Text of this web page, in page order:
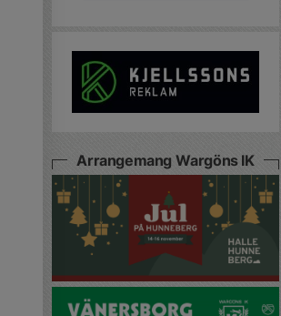
Arrangemang Wargöns IK